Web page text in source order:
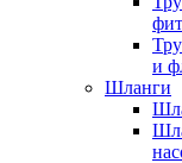
и
Шланги